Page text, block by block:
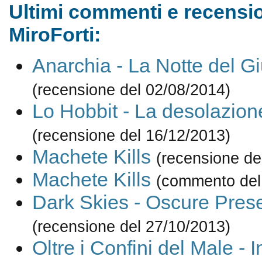
Ultimi commenti e
MiroForti:
Anarchia - La Notte del
(recensione del 02/08/2014)
Lo Hobbit - La
(recensione del 16/12/2013)
Machete Kills (recensione
Machete Kills (commento
Dark Skies - Oscure
(recensione del 27/10/2013)
Oltre i Confini del Male -